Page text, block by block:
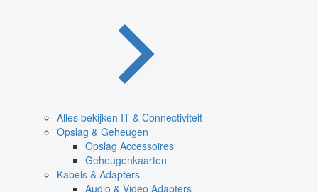
Alles bekijken IT & Connectiviteit
Opslag & Geheugen
Opslag Accessoires
Geheugenkaarten
Kabels & Adapters
Audio & Video Adapters